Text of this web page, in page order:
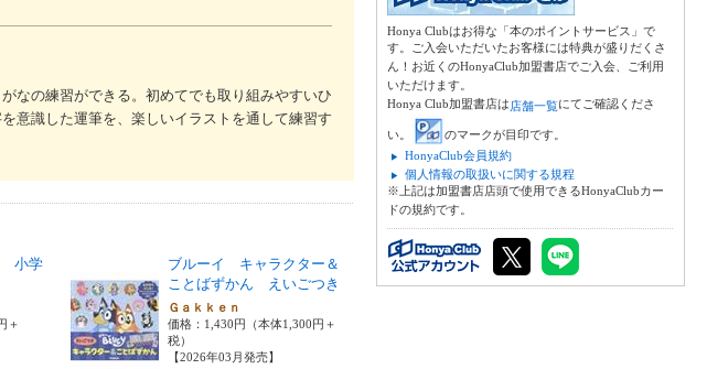
なの練習ができる。初めてでも取り組みやすいひ
意識した運筆を、楽しいイラストを通して練習す
小学
＋
ブルーイ キャラクター＆
ことばずかん えいごつき
Ｇａｋｋｅｎ
価格：1,430円（本体1,300円＋
税）
【2026年03月発売】
Honya Clubはお得な「本のポイントサービス」で
す。ご入会いただいたお客様には特典が盛りだくさ
ん！お近くのHonyaClub加盟書店でご入会、ご利用
いただけます。
Honya Club加盟書店は店舗一覧にてご確認くださ
い。
のマークが目印です。
HonyaClub会員規約
個人情報の取扱いに関する規程
※上記は加盟書店店頭で使用できるHonyaClubカー
ドの規約です。